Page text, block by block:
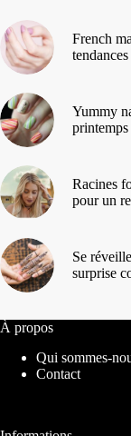
French
Yummy
printemps
Racines
pour un
Se
surprise
À propos
Qui sommes-
Contact